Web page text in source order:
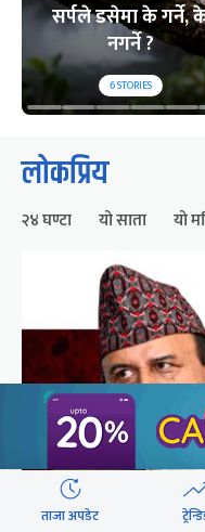
सर्पले डसेमा के गर्ने,
नगर्ने ?
6STORIES
लोकप्रिय
२४ घण्टा यो साता यो
ताजा अपडेट